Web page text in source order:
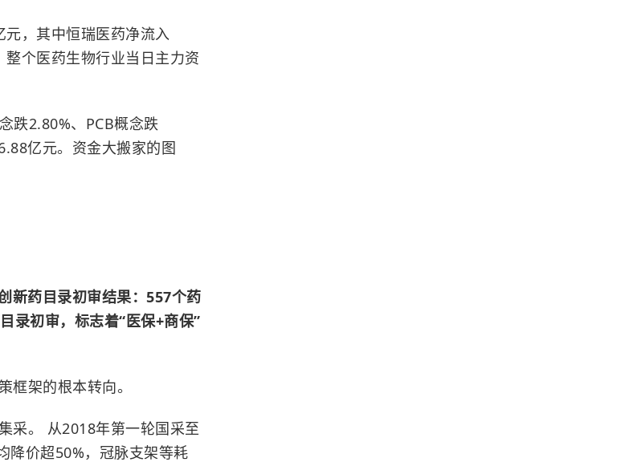
，其中恒瑞医药净流入
个医药生物行业当日主力资
跌2.80%、PCB概念跌
亿元。资金大搬家的图
新药目录初审结果：557个药
录初审，标志着“医保+商保”
框架的根本转向。
采。 从2018年第一轮国采至
降价超50%，冠脉支架等耗